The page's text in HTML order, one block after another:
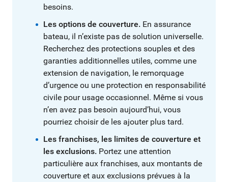
besoins.
Les options de couverture. En assurance
bateau, il n’existe pas de solution universelle.
Recherchez des protections souples et des
garanties additionnelles utiles, comme une
extension de navigation, le remorquage
d’urgence ou une protection en responsabilité
civile pour usage occasionnel. Même si vous
n’en avez pas besoin aujourd’hui, vous
pourriez choisir de les ajouter plus tard.
Les franchises, les limites de couverture et
les exclusions. Portez une attention
particulière aux franchises, aux montants de
couverture et aux exclusions prévues à la